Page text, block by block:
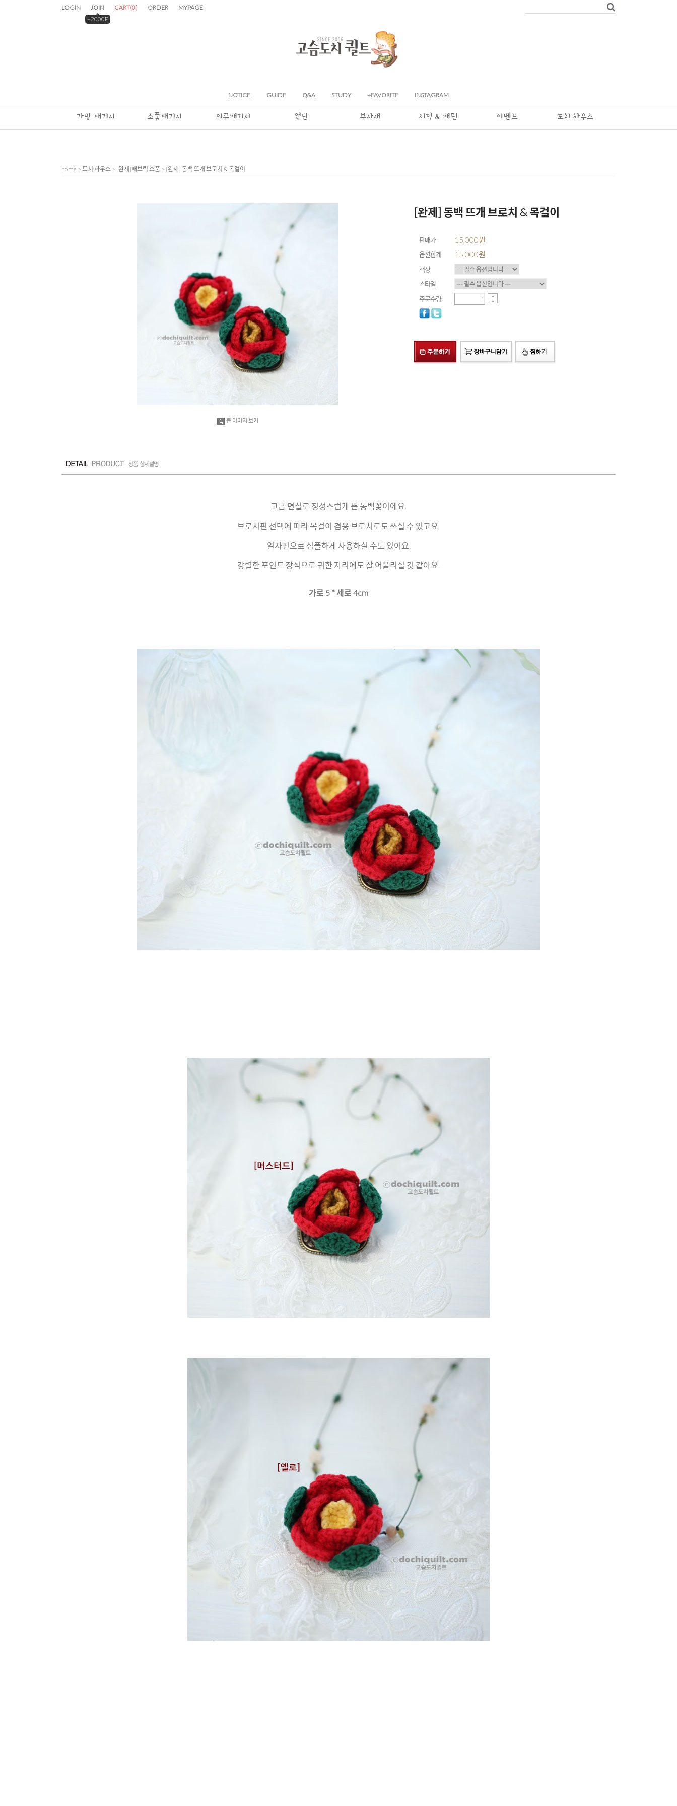
LOGIN
JOIN
+2000P
CART(0) ORDER MYPAGE
NOTICE GUIDE Q&A STUDY +FAVORITE INSTAGRAM
가방 패키지 소품패키지 의류패키지 원단 부자재 서적 & 패턴 이벤트 도치 하우스
home > 도치 하우스 > [완제]패브릭 소품 > [완제] 동백 뜨개 브로치 & 목걸이
큰 이미지 보기
[완제] 동백 뜨개 브로치 & 목걸이
판매가 15,000원
옵션합계 15,000원
색상
스타일
주문수량
고급 면실로 정성스럽게 뜬 동백꽃이에요.
브로치핀 선택에 따라 목걸이 겸용 브로치로도 쓰실 수 있고요,
일자핀으로 심플하게 사용하실 수도 있어요.
강렬한 포인트 장식으로 귀한 자리에도 잘 어울리실 것 같아요.
가로 5 * 세로 4cm